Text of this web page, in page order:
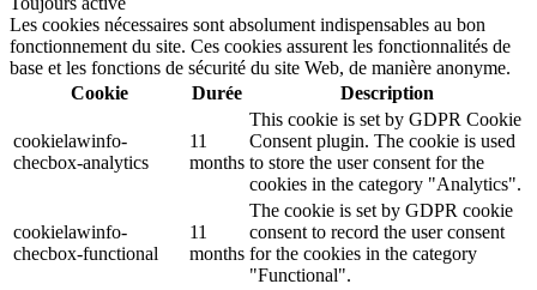
Les cookies nécessaires sont absolument indispensables au bon
fonctionnement du site. Ces cookies assurent les fonctionnalités de
base et les fonctions de sécurité du site Web, de manière anonyme.
Cookie
Durée Description
cookielawinfo-
checbox-analytics
11
months
This cookie is set by GDPR Cookie
Consent plugin. The cookie is used
to store the user consent for the
cookies in the category "Analytics".
cookielawinfo-
checbox-functional
11
months
The cookie is set by GDPR cookie
consent to record the user consent
for the cookies in the category
"Functional".